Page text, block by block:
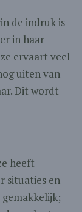
de indruk is
in haar
ervaart veel
uiten van
Dit wordt
heeft
situaties en